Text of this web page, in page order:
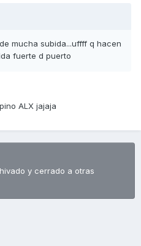
mucha subida...uffff q hacen
fuerte d puerto
ALX jajaja
y cerrado a otras